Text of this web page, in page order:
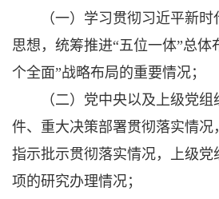
（一）学习贯彻习近平新时
思想，统筹推进“五位一体”总体
个全面”战略布局的重要情况；
（二）党中央以及上级党组
件、重大决策部署贯彻落实情况
指示批示贯彻落实情况，上级
项的研究办理情况；